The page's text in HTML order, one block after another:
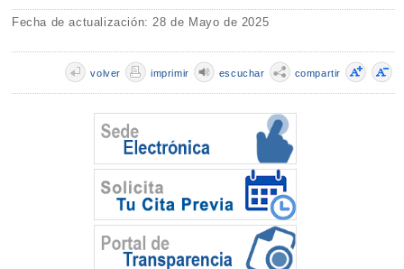
Fecha de actualización: 28 de Mayo de 2025
compartir
escuchar
imprimir
volver